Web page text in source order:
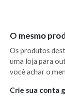
Economize
Sérum Facial
O mesmo
Os produtos
uma loja para
você achar o
Crie sua conta